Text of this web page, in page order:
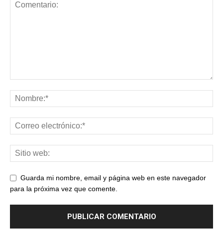
Guarda mi nombre, email y página web en este navegador
para la próxima vez que comente.